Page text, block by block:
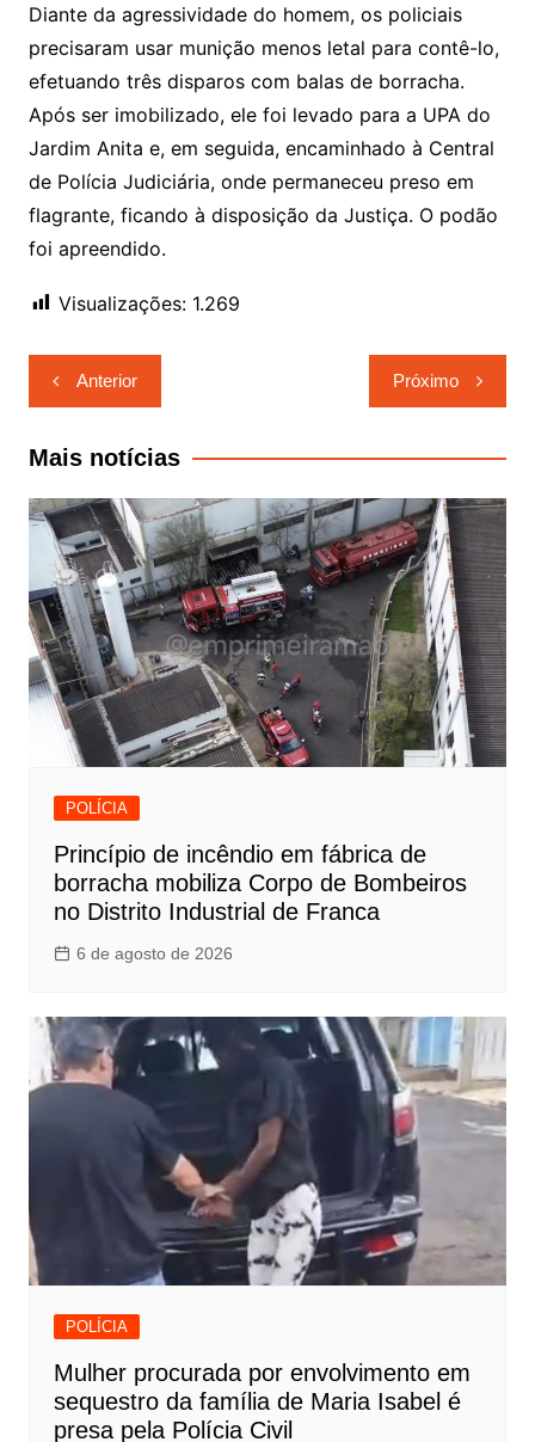
Diante da agressividade do homem, os policiais
precisaram usar munição menos letal para contê-lo,
efetuando três disparos com balas de borracha.
Após ser imobilizado, ele foi levado para a UPA do
Jardim Anita e, em seguida, encaminhado à Central
de Polícia Judiciária, onde permaneceu preso em
flagrante, ficando à disposição da Justiça. O podão
foi apreendido.
Visualizações: 1.269
Navegação
de
Post
Anterior Próximo
Mais notícias
POLÍCIA
Princípio de incêndio em fábrica de
borracha mobiliza Corpo de Bombeiros
no Distrito Industrial de Franca
6 de agosto de 2026
POLÍCIA
Mulher procurada por envolvimento em
sequestro da família de Maria Isabel é
presa pela Polícia Civil